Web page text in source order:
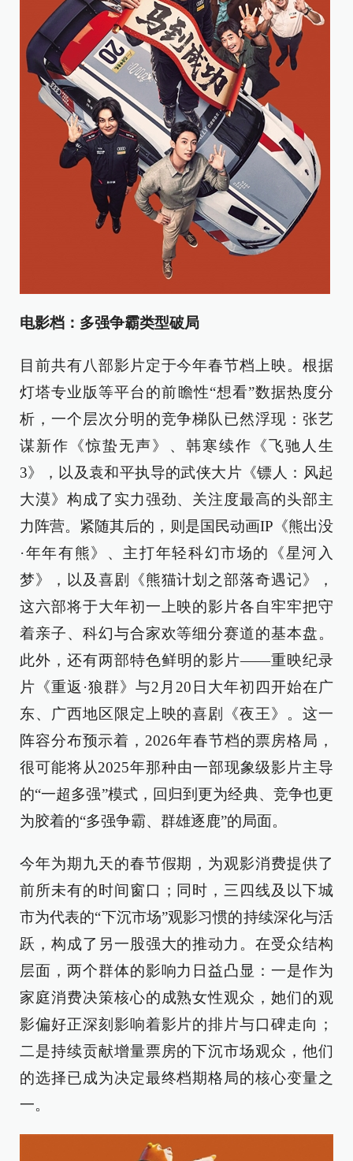
电影档：多强争霸类型破局
目前共有八部影片定于今年春节档上映。根据
灯塔专业版等平台的前瞻性“想看”数据热度分
析，一个层次分明的竞争梯队已然浮现：张艺
谋新作《惊蛰无声》、韩寒续作《飞驰人生
3》，以及袁和平执导的武侠大片《镖人：风起
大漠》构成了实力强劲、关注度最高的头部主
力阵营。紧随其后的，则是国民动画IP《熊出没
·年年有熊》、主打年轻科幻市场的《星河入
梦》，以及喜剧《熊猫计划之部落奇遇记》，
这六部将于大年初一上映的影片各自牢牢把守
着亲子、科幻与合家欢等细分赛道的基本盘。
此外，还有两部特色鲜明的影片——重映纪录
片《重返·狼群》与2月20日大年初四开始在广
东、广西地区限定上映的喜剧《夜王》。这一
阵容分布预示着，2026年春节档的票房格局，
很可能将从2025年那种由一部现象级影片主导
的“一超多强”模式，回归到更为经典、竞争也更
为胶着的“多强争霸、群雄逐鹿”的局面。
今年为期九天的春节假期，为观影消费提供了
前所未有的时间窗口；同时，三四线及以下城
市为代表的“下沉市场”观影习惯的持续深化与活
跃，构成了另一股强大的推动力。在受众结构
层面，两个群体的影响力日益凸显：一是作为
家庭消费决策核心的成熟女性观众，她们的观
影偏好正深刻影响着影片的排片与口碑走向；
二是持续贡献增量票房的下沉市场观众，他们
的选择已成为决定最终档期格局的核心变量之
一。